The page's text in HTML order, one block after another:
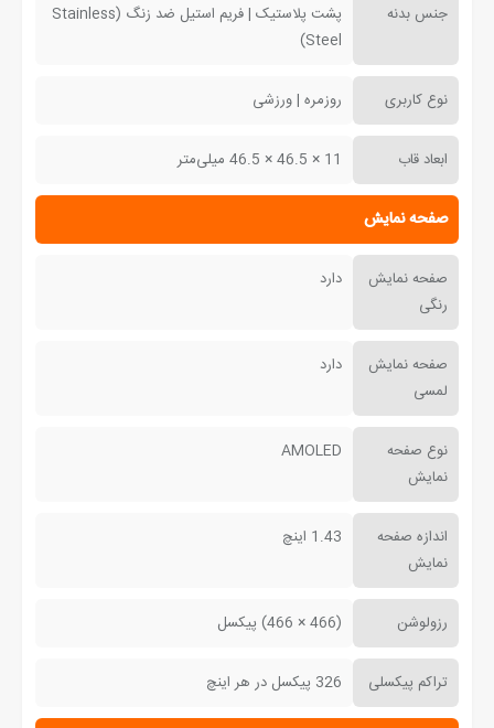
جنس بدنه
پشت پلاستیک | فریم استیل ضد زنگ (Stainless
Steel)
نوع کاربری روزمره | ورزشی
ابعاد قاب 11 × 46.5 × 46.5 میلی‌متر
صفحه نمایش
صفحه نمایش
رنگی
دارد
صفحه نمایش
لمسی
دارد
نوع صفحه
نمایش
AMOLED
اندازه صفحه
نمایش
1.43 اینچ
رزولوشن (466 × 466) پیکسل
تراکم پیکسلی 326 پیکسل در هر اینچ